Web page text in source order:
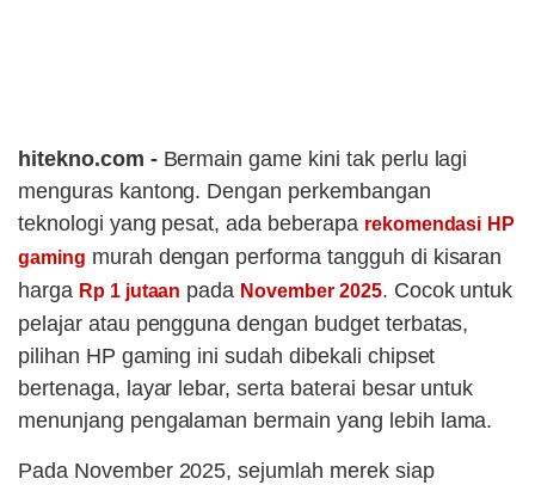
hitekno.com - Bermain game kini tak perlu lagi
menguras kantong. Dengan perkembangan
teknologi yang pesat, ada beberapa rekomendasi HP
gaming murah dengan performa tangguh di kisaran
harga Rp 1 jutaan pada November 2025. Cocok untuk
pelajar atau pengguna dengan budget terbatas,
pilihan HP gaming ini sudah dibekali chipset
bertenaga, layar lebar, serta baterai besar untuk
menunjang pengalaman bermain yang lebih lama.
Pada November 2025, sejumlah merek siap